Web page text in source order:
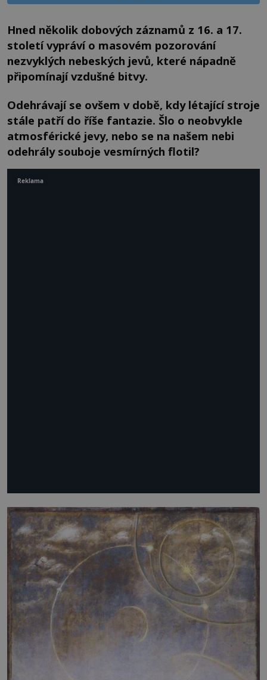
Hned několik dobových záznamů z 16. a 17.
století vypráví o masovém pozorování
nezvyklých nebeských jevů, které nápadně
připomínají vzdušné bitvy.
Odehrávají se ovšem v době, kdy létající stroje
stále patří do říše fantazie. Šlo o neobvykle
atmosférické jevy, nebo se na našem nebi
odehrály souboje vesmírných flotil?
Reklama